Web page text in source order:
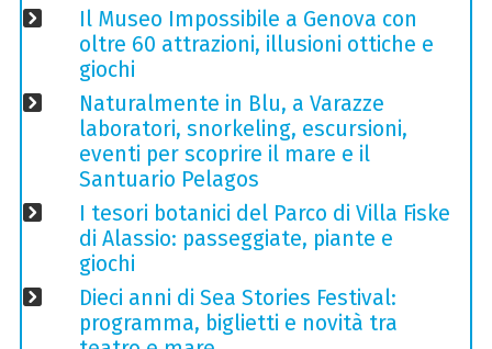
Il Museo Impossibile a Genova con
oltre 60 attrazioni, illusioni ottiche e
giochi
Naturalmente in Blu, a Varazze
laboratori, snorkeling, escursioni,
eventi per scoprire il mare e il
Santuario Pelagos
I tesori botanici del Parco di Villa Fiske
di Alassio: passeggiate, piante e
giochi
Dieci anni di Sea Stories Festival:
programma, biglietti e novità tra